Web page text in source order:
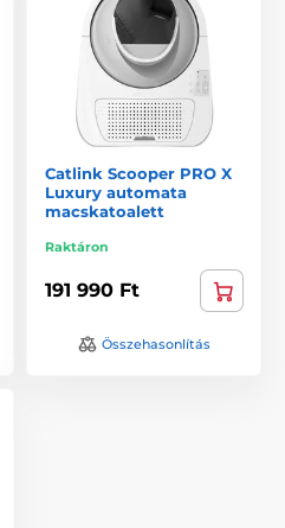
Catlink Scooper PRO X
Luxury automata
macskatoalett
Raktáron
191 990 Ft
Összehasonlítás